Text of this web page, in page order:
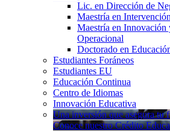
Lic. en Dirección de
Maestría en
Maestría en Innovación
Operacional
Doctorado en
Estudiantes Foráneos
Estudiantes EU
Educación Continua
Centro de Idiomas
Innovación Educativa
Una inversión que asegura tu
Conoce nuestro Crédito